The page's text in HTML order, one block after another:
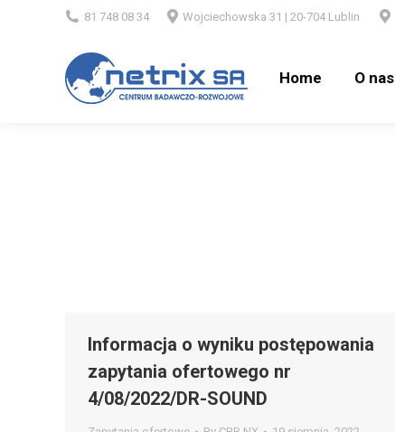
81 748 08 34 Wojciechowska 31 | 20-704 Lublin
Home O nas
Informacja o wyniku postępowania
zapytania ofertowego nr
4/08/2022/DR-SOUND